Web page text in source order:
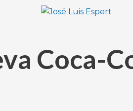
Coca-